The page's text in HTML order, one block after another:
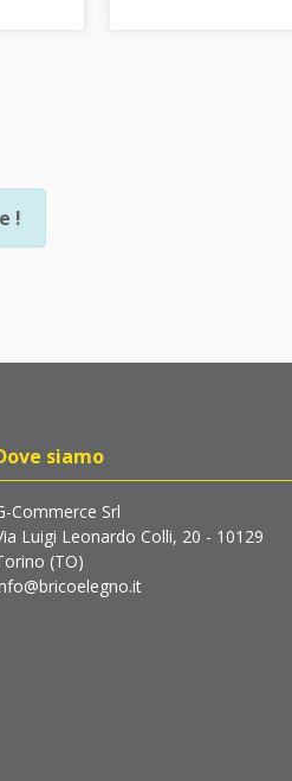
!
siamo
Commerce Srl
Luigi Leonardo Colli, 20 - 10129
(TO)